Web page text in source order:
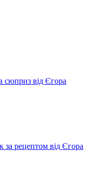
сюприз від Єгора
за рецептом від Єгора